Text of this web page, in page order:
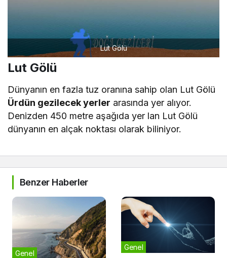
Lut Gölü
Lut Gölü
Dünyanın en fazla tuz oranına sahip olan Lut Gölü
Ürdün gezilecek yerler arasında yer alıyor.
Denizden 450 metre aşağıda yer lan Lut Gölü
dünyanın en alçak noktası olarak biliniyor.
Benzer Haberler
Genel
Genel